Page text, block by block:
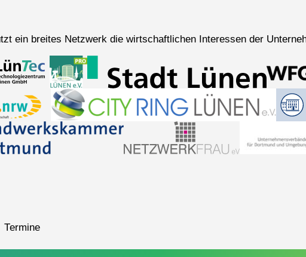
ein breites Netzwerk die wirtschaftlichen Interessen der
Termine